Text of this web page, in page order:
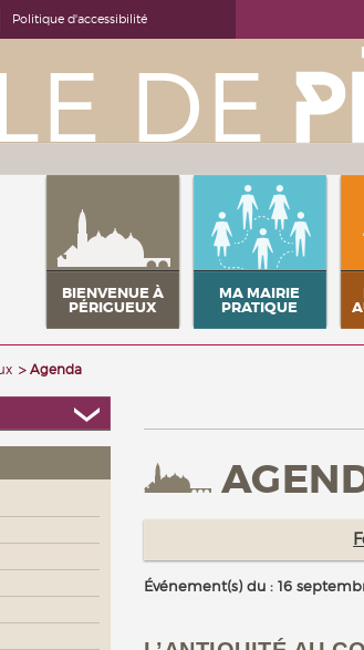
Politique d'accessibilité
BIENVENUE À
PÉRIGUEUX
MA MAIRIE
PRATIQUE
Agenda
Événement(s) du : 16